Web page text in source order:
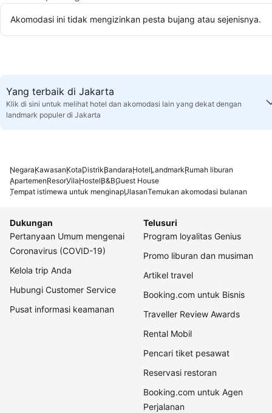
Akomodasi ini tidak mengizinkan pesta bujang atau sejenisnya.
Yang terbaik di Jakarta
Klik di sini untuk melihat hotel dan akomodasi lain yang dekat dengan
landmark populer di Jakarta
NegaraKawasanKotaDistrikBandaraHotelLandmarkRumah liburan
ApartemenResorVilaHostelB&BGuest House
Tempat istimewa untuk menginapUlasanTemukan akomodasi bulanan
Dukungan
Pertanyaan Umum mengenai
Coronavirus (COVID-19)
Kelola trip Anda
Hubungi Customer Service
Pusat informasi keamanan
Telusuri
Program loyalitas Genius
Promo liburan dan musiman
Artikel travel
Booking.com untuk Bisnis
Traveller Review Awards
Rental Mobil
Pencari tiket pesawat
Reservasi restoran
Booking.com untuk Agen
Perjalanan